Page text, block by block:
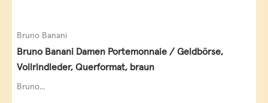
Bruno Banani
Bruno Banani Damen Portemonnaie / Geldbörse,
Vollrindleder, Querformat, braun
Bruno...